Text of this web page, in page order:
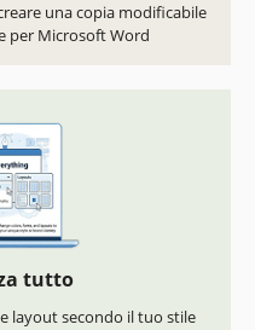
una copia modificabile
per Microsoft Word
tutto
layout secondo il tuo stile